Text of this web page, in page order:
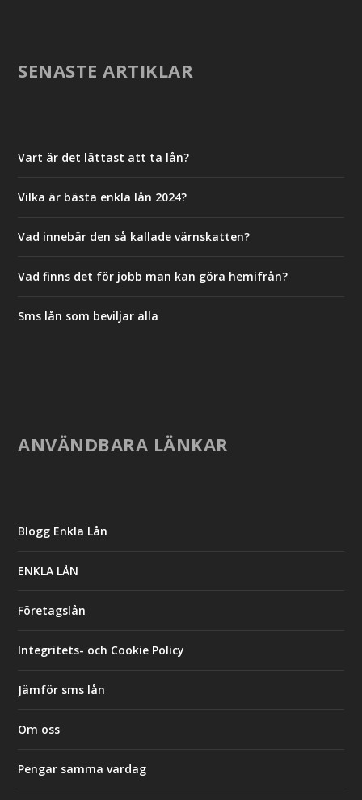
SENASTE ARTIKLAR
Vart är det lättast att ta lån?
Vilka är bästa enkla lån 2024?
Vad innebär den så kallade värnskatten?
Vad finns det för jobb man kan göra hemifrån?
Sms lån som beviljar alla
ANVÄNDBARA LÄNKAR
Blogg Enkla Lån
ENKLA LÅN
Företagslån
Integritets- och Cookie Policy
Jämför sms lån
Om oss
Pengar samma vardag